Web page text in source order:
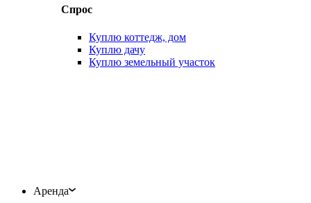
Спрос
Куплю коттедж, дом
Куплю дачу
Куплю земельный участок
Аренда